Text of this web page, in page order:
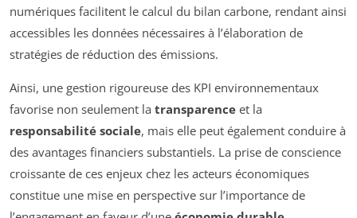
numériques facilitent le calcul du bilan carbone, rendant ainsi
accessibles les données nécessaires à l’élaboration de
stratégies de réduction des émissions.
Ainsi, une gestion rigoureuse des KPI environnementaux
favorise non seulement la transparence et la
responsabilité sociale, mais elle peut également conduire à
des avantages financiers substantiels. La prise de conscience
croissante de ces enjeux chez les acteurs économiques
constitue une mise en perspective sur l’importance de